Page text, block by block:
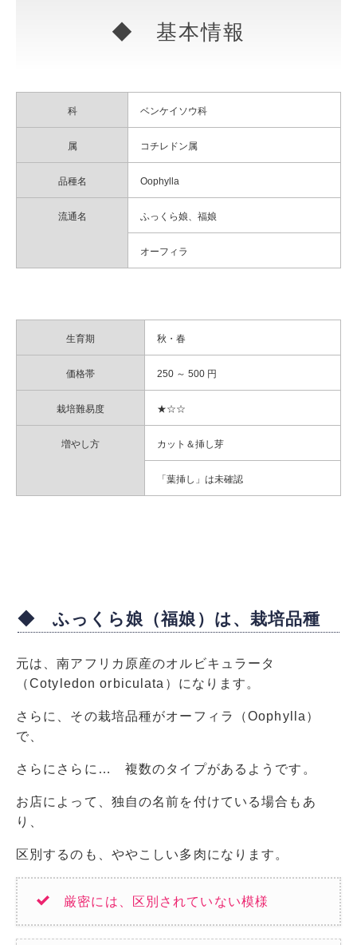
◆ 基本情報
科 ベンケイソウ科
属 コチレドン属
品種名 Oophylla
流通名 ふっくら娘、福娘
オーフィラ
生育期 秋・春
価格帯 250 ～ 500 円
栽培難易度 ★☆☆
増やし方 カット＆挿し芽
「葉挿し」は未確認
◆ ふっくら娘（福娘）は、栽培品種
元は、南アフリカ原産のオルビキュラータ
（Cotyledon orbiculata）になります。
さらに、その栽培品種がオーフィラ（Oophylla）
で、
さらにさらに… 複数のタイプがあるようです。
お店によって、独自の名前を付けている場合もあ
り、
区別するのも、ややこしい多肉になります。
厳密には、区別されていない模様